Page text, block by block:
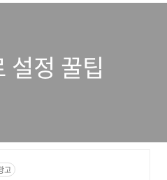
설정 꿀팁
고